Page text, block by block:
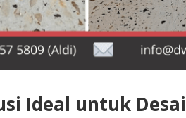
Ideal untuk